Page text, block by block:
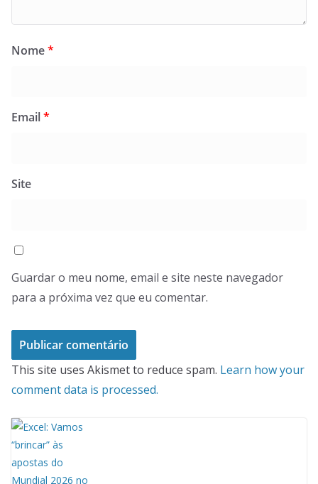
Nome*
Email*
Site
Guardar o meu nome, email e site neste navegador
para a próxima vez que eu comentar.
This site uses Akismet to reduce spam. Learn how your
comment data is processed.